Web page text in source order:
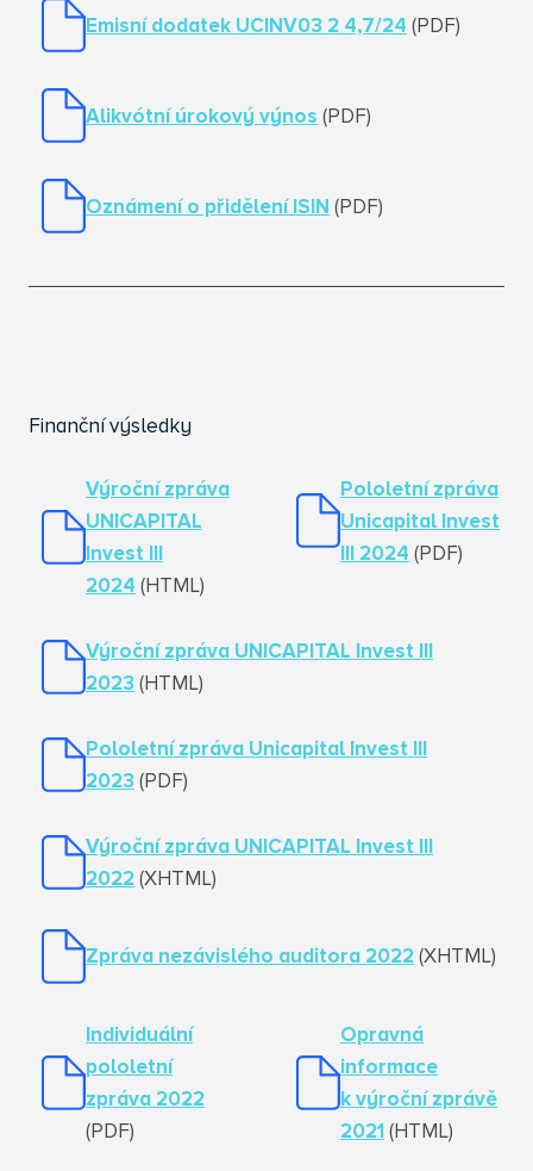
Emisní dodatek UCINV03 2 4,7/24 (PDF)
Alikvótní úrokový výnos (PDF)
Oznámení o přidělení ISIN (PDF)
Finanční výsledky
Výroční zpráva
UNICAPITAL
Invest III
2024 (HTML)
Pololetní zpráva
Unicapital Invest
III 2024 (PDF)
Výroční zpráva UNICAPITAL Invest III
2023 (HTML)
Pololetní zpráva Unicapital Invest III
2023 (PDF)
Výroční zpráva UNICAPITAL Invest III
2022 (XHTML)
Zpráva nezávislého auditora 2022 (XHTML)
Individuální
pololetní
zpráva 2022
(PDF)
Opravná
informace
k výroční zprávě
2021 (HTML)